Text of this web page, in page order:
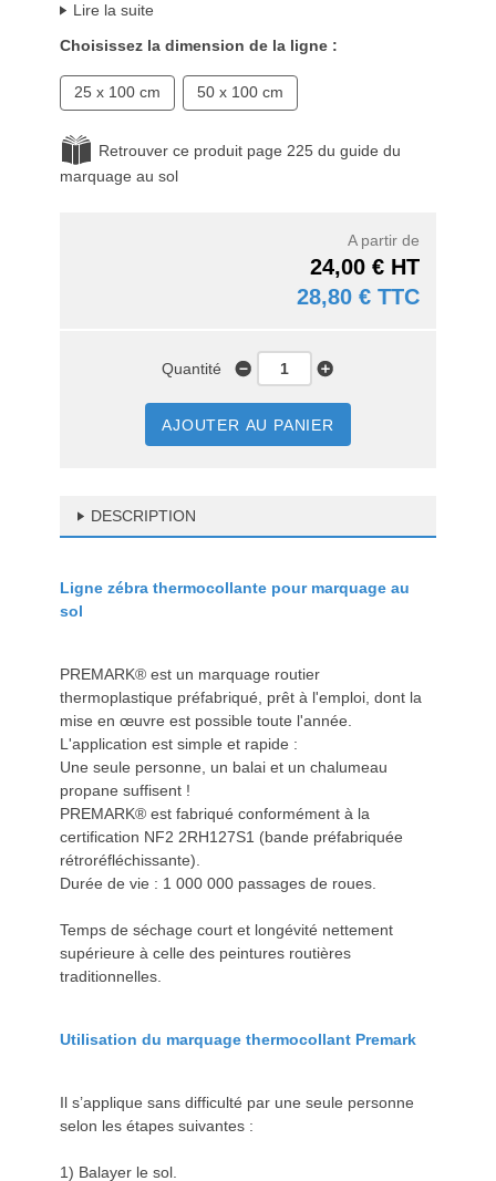
Lire la suite
Choisissez la dimension de la ligne :
25 x 100 cm 50 x 100 cm
Retrouver ce produit page 225 du guide du
marquage au sol
A partir de
24,00 € HT
28,80 € TTC
Quantité
AJOUTER AU PANIER
DESCRIPTION
Ligne zébra thermocollante pour marquage au
sol
PREMARK® est un marquage routier
thermoplastique préfabriqué, prêt à l'emploi, dont la
mise en œuvre est possible toute l'année.
L'application est simple et rapide :
Une seule personne, un balai et un chalumeau
propane suffisent !
PREMARK® est fabriqué conformément à la
certification NF2 2RH127S1 (bande préfabriquée
rétroréfléchissante).
Durée de vie : 1 000 000 passages de roues.
Temps de séchage court et longévité nettement
supérieure à celle des peintures routières
traditionnelles.
Utilisation du marquage thermocollant Premark
Il s’applique sans difficulté par une seule personne
selon les étapes suivantes :
1) Balayer le sol.